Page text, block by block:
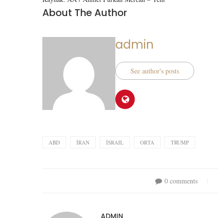
About The Author
admin
See author's posts
ABD İRAN İSRAIL ORTA TRUMP
0 comments